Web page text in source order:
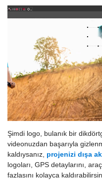
Şimdi logo, bulanık bir
videonuzdan başarıyla
kaldıysanız, projenizi dışa
logoları, GPS detaylarını,
fazlasını kolayca